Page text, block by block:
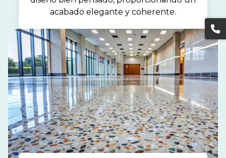
acabado elegante y coherente.